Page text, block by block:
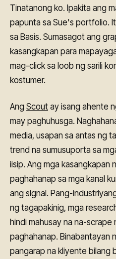
Tinatanong ko. Ipakita ang
papunta sa Sue's portfolio.
sa Basis. Sumasagot ang
kasangkapan para
mag-click sa loob ng sarili
kostumer.
Ang Scout ay isang ahente
may paghuhusga.
media, usapan sa antas ng
trend na sumusuporta sa
iisip. Ang mga kasangkapan
paghahanap sa mga kanal
ang signal. Pang-
ng tagapakinig, mga
hindi mahusay na na-scrape
paghahanap. Binabantayan
pangarap na kliyente bilang